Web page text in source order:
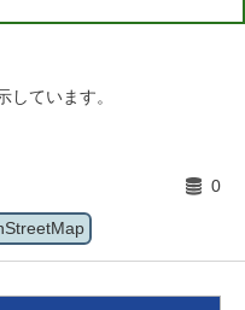
しています。
0